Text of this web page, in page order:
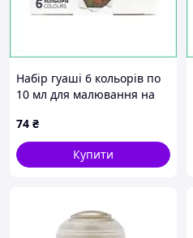
Набір гуаші 6 кольорів по
10 мл для малювання на
художній для творчості
дітей
74 ₴
Купити